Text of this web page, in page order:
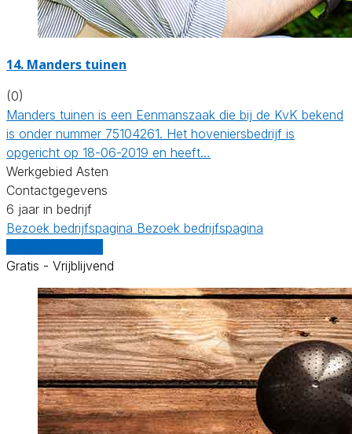
14. Manders tuinen
(0)
Manders tuinen is een Eenmanszaak die bij de KvK bekend
is onder nummer 75104261. Het hoveniersbedrijf is
opgericht op 18-06-2019 en heeft…
Werkgebied Asten
Contactgegevens
6 jaar in bedrijf
Bezoek bedrijfspagina Bezoek bedrijfspagina
Gratis - Vrijblijvend